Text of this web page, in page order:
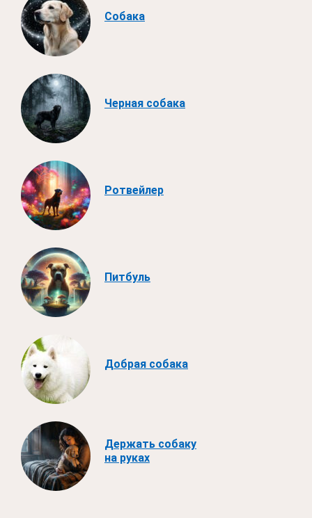
Собака
Черная собака
Ротвейлер
Питбуль
Добрая собака
Держать собаку
на руках